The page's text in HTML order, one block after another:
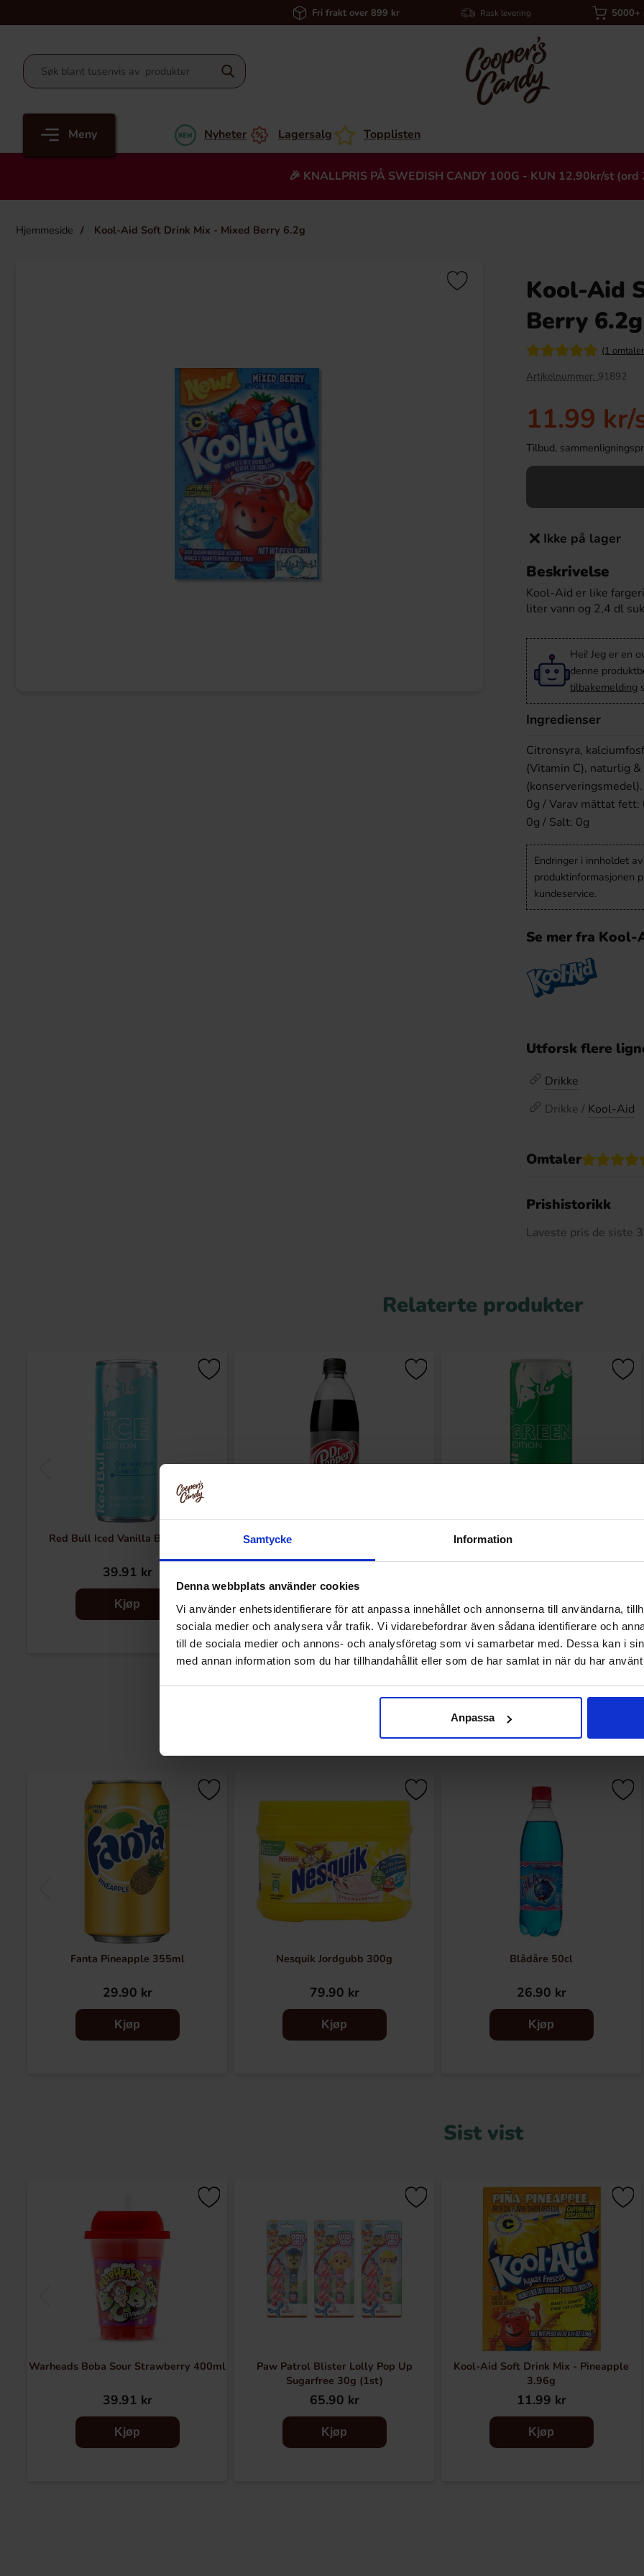
Samtycke Information
Denna webbplats använder cookies
Vi använder enhetsidentifierare för att anpassa innehållet och annonserna till användarna,
sociala medier och analysera vår trafik. Vi vidarebefordrar även sådana identifierare och
till de sociala medier och annons- och analysföretag som vi samarbetar med. Dessa kan i
med annan information som du har tillhandahållit eller som de har samlat in när du har
Anpassa
Fri frakt over 899 kr Rask levering 5000+
Meny Nyheter Lagersalg Topplisten
🎉 KNALLPRIS PÅ SWEDISH CANDY 100G - KUN 12,90kr/st (ord
Hjemmeside Kool-Aid Soft Drink Mix - Mixed Berry 6.2g
Heading
Kinder Joy Super Mario 20g Kinder Maxi 21g
9.90 kr
med bröd 150g
Kool-Aid
Berry 6.2g
(1
Artikelnummer: 91892
11.99 kr/
Tilbud,
Ikke på lager
Beskrivelse
Kool-Aid er like
liter vann og 2,4 dl
Hei! Jeg er en
denne
tilbakemelding
Ingredienser
Citronsyra,
(Vitamin C), naturlig
0g / Varav mättat
0g / Salt: 0g
Endringer i innholdet
produktinformasjonen
kundeservice.
Se mer fra Kool-
Utforsk flere
Drikke
Drikke / Kool-Aid
Omtaler
Prishistorikk
Laveste pris de siste
Relaterte produkter
Red Bull Iced Vanilla Berry 25cl
39.91 kr
Kjøp
Dr Pepper ZERO 50cl PET
Kjøp
Red Bull Green Drakfrukt 25cl
Kjøp
Andre kjøpte også
Fanta Pineapple 355ml
29.90 kr
Kjøp
Nesquik Jordgubb 300g
79.90 kr
Kjøp
Blådåre 50cl
26.90 kr
Kjøp
Sist vist
Warheads Boba Sour Strawberry 400ml
39.91 kr
Kjøp
Paw Patrol Blister Lolly Pop Up
Sugarfree 30g (1st)
65.90 kr
Kjøp
Kool-Aid Soft Drink Mix - Pineapple
3.96g
11.99 kr
Kjøp